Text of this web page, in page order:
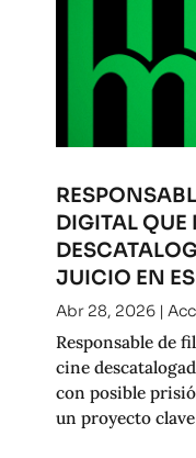
DIGITAL QUE
JUICIO EN
Abr 28, 2026|
Responsable de
cine
con posible
un proyecto